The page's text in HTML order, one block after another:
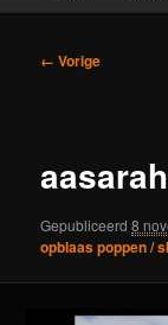
← Vorige
Gepubliceerd8
opblaas poppen /